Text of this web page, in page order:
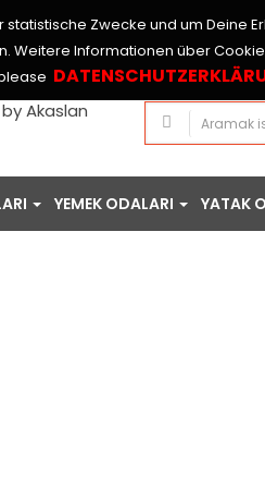
Tr-Tr Hesabım A.
YEMEK ODALARI YATAK
Zwecke und um Deine
Weitere Informationen über